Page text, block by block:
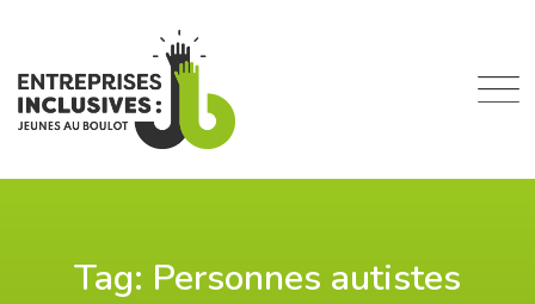
content
Tag: Personnes autistes